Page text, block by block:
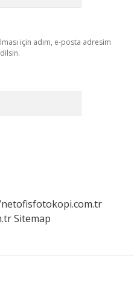
için adım, e-posta adresim
Sitemap